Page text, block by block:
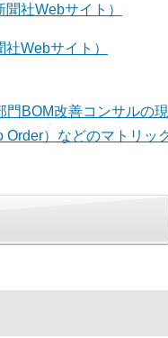
社Webサイト）
Webサイト）
門BOM改善コンサルの
Order）などのマトリッ